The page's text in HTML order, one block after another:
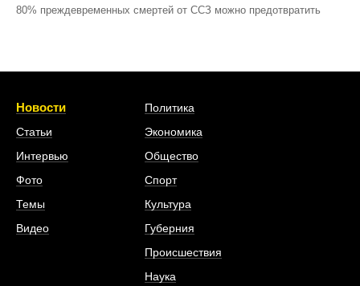
80% преждевременных смертей от ССЗ можно предотвратить
Новости
Статьи
Интервью
Фото
Темы
Видео
Политика
Экономика
Общество
Спорт
Культура
Губерния
Происшествия
Наука